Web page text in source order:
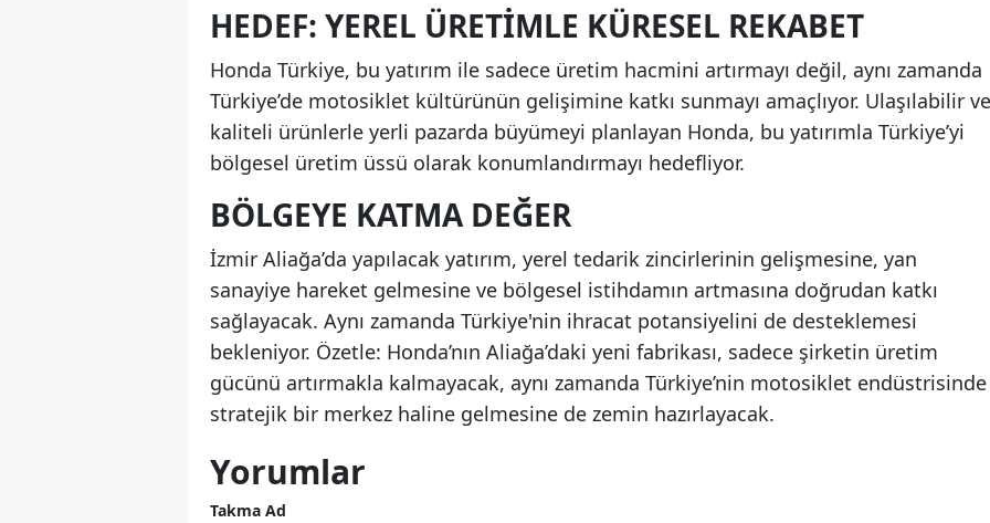
HEDEF: YEREL ÜRETIMLE KÜRESEL REKABET
Honda Türkiye, bu yatırım ile sadece üretim hacmini artırmayı değil, aynı zamanda
Türkiye’de motosiklet kültürünün gelişimine katkı sunmayı amaçlıyor. Ulaşılabilir ve
kaliteli ürünlerle yerli pazarda büyümeyi planlayan Honda, bu yatırımla Türkiye’yi
bölgesel üretim üssü olarak konumlandırmayı hedefliyor.
BÖLGEYE KATMA DEĞER
İzmir Aliağa’da yapılacak yatırım, yerel tedarik zincirlerinin gelişmesine, yan
sanayiye hareket gelmesine ve bölgesel istihdamın artmasına doğrudan katkı
sağlayacak. Aynı zamanda Türkiye'nin ihracat potansiyelini de desteklemesi
bekleniyor. Özetle: Honda’nın Aliağa’daki yeni fabrikası, sadece şirketin üretim
gücünü artırmakla kalmayacak, aynı zamanda Türkiye’nin motosiklet endüstrisinde
stratejik bir merkez haline gelmesine de zemin hazırlayacak.
Yorumlar
Takma Ad